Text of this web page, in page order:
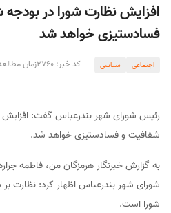
افزایش نظارت شورا در
فساد‌ستیزی خواهد شد
اجتماعی سیاسی کد خبر: 2760 زمان مطالعه 3
رئیس شورای شهر بندرعباس گفت: افزایش
شفافیت و فساد‌ستیزی خواهد شد.
به گزارش خبرنگار هرمزگان من، فاطمه
شورای شهر بندرعباس اظهار کرد: نظارت
شورا است.